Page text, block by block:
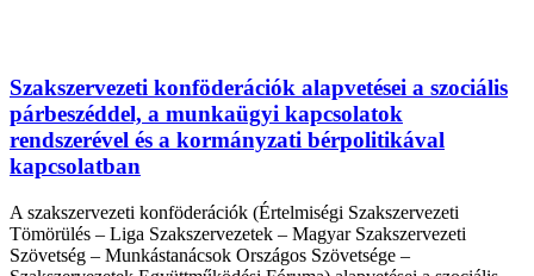
Szakszervezeti konföderációk alapvetései a szociális
párbeszéddel, a munkaügyi kapcsolatok
rendszerével és a kormányzati bérpolitikával
kapcsolatban
A szakszervezeti konföderációk (Értelmiségi Szakszervezeti
Tömörülés – Liga Szakszervezetek – Magyar Szakszervezeti
Szövetség – Munkástanácsok Országos Szövetsége –